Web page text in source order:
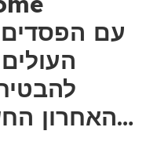
האחרון החשוב בתביעה ייצוגי…